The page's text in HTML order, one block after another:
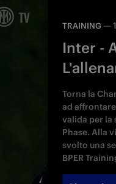
TRAINING —
Inter -
Torna la
ad
valida per la
Phase. Alla
svolto una
BPER